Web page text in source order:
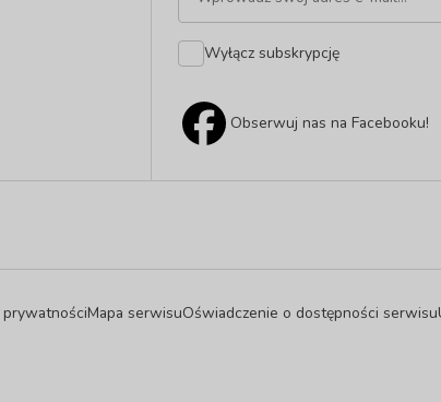
Wyłącz subskrypcję
Obserwuj nas na Facebooku!
Mapa serwisuOświadczenie o dostępności serwisu